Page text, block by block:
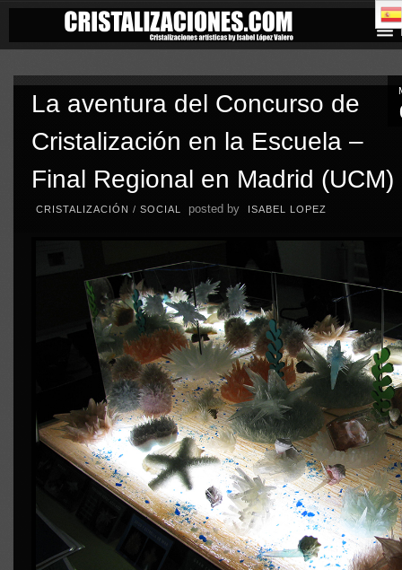
La aventura del Concurso de
Cristalización en la Escuela –
Final Regional en Madrid (UCM)
CRISTALIZACIÓN / SOCIAL posted by ISABEL LOPEZ